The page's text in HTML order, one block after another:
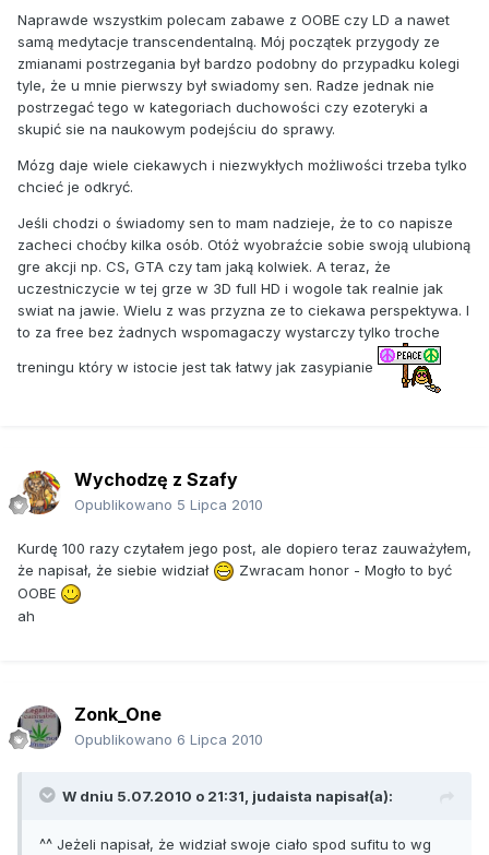
Naprawde wszystkim polecam zabawe z OOBE czy LD a nawet
samą medytacje transcendentalną. Mój początek przygody ze
zmianami postrzegania był bardzo podobny do przypadku kolegi
tyle, że u mnie pierwszy był swiadomy sen. Radze jednak nie
postrzegać tego w kategoriach duchowości czy ezoteryki a
skupić sie na naukowym podejściu do sprawy.
Mózg daje wiele ciekawych i niezwykłych możliwości trzeba tylko
chcieć je odkryć.
Jeśli chodzi o świadomy sen to mam nadzieje, że to co napisze
zacheci choćby kilka osób. Otóż wyobraźcie sobie swoją ulubioną
gre akcji np. CS, GTA czy tam jaką kolwiek. A teraz, że
uczestniczycie w tej grze w 3D full HD i wogole tak realnie jak
swiat na jawie. Wielu z was przyzna ze to ciekawa perspektywa. I
to za free bez żadnych wspomagaczy wystarczy tylko troche
treningu który w istocie jest tak łatwy jak zasypianie
Wychodzę z Szafy
Opublikowano 5 Lipca 2010
Kurdę 100 razy czytałem jego post, ale dopiero teraz zauważyłem,
że napisał, że siebie widział
Zwracam honor - Mogło to być
OOBE
ah
Zonk_One
Opublikowano 6 Lipca 2010
W dniu 5.07.2010 o 21:31, judaista napisał(a):
^^ Jeżeli napisał, że widział swoje ciało spod sufitu to wg